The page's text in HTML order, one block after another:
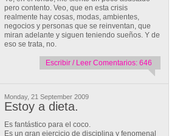
pero contento. Veo, que en esta crisis
realmente hay cosas, modas, ambientes,
negocios y personas que se reinventan, que
miran adelante y siguen teniendo sueños. Y de
eso se trata, no.
Escribir / Leer Comentarios: 646
Monday, 21 September 2009
Estoy a dieta.
Es fantástico para el coco.
Es un gran ejercicio de disciplina y fenomenal